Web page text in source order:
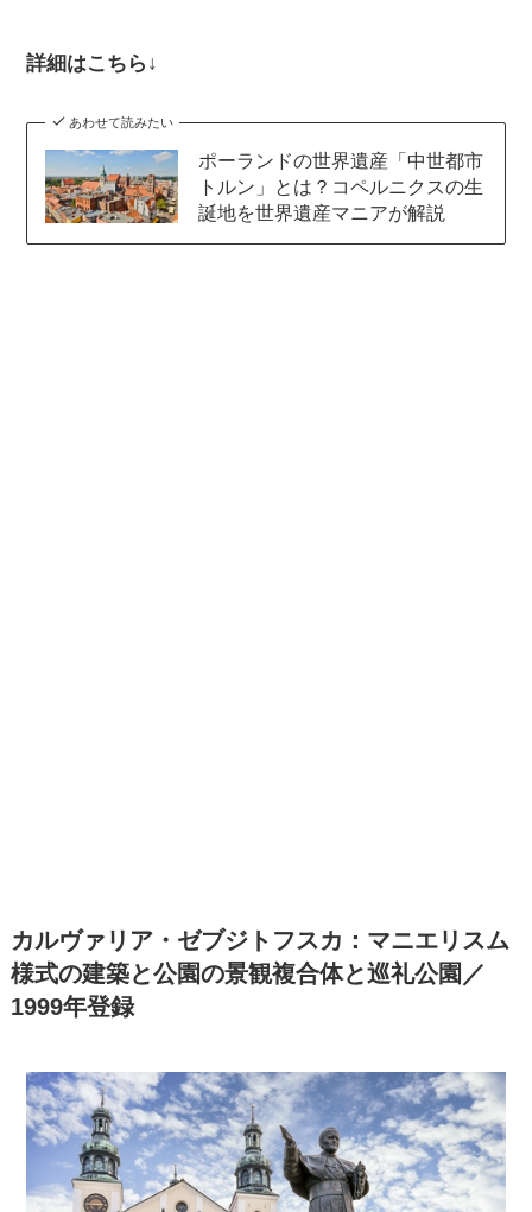
詳細はこちら↓
あわせて読みたい
ポーランドの世界遺産「中世都市
トルン」とは？コペルニクスの生
誕地を世界遺産マニアが解説
カルヴァリア・ゼブジトフスカ：マニエリスム
様式の建築と公園の景観複合体と巡礼公園／
1999年登録